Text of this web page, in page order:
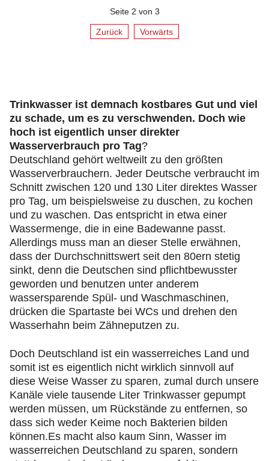
Seite 2 von 3
Zurück Vorwärts
Trinkwasser ist demnach kostbares Gut und viel
zu schade, um es zu verschwenden. Doch wie
hoch ist eigentlich unser direkter
Wasserverbrauch pro Tag?
Deutschland gehört weltweilt zu den größten
Wasserverbrauchern. Jeder Deutsche verbraucht im
Schnitt zwischen 120 und 130 Liter direktes Wasser
pro Tag, um beispielsweise zu duschen, zu kochen
und zu waschen. Das entspricht in etwa einer
Wassermenge, die in eine Badewanne passt.
Allerdings muss man an dieser Stelle erwähnen,
dass der Durchschnittswert seit den 80ern stetig
sinkt, denn die Deutschen sind pflichtbewusster
geworden und benutzen unter anderem
wassersparende Spül- und Waschmaschinen,
drücken die Spartaste bei WCs und drehen den
Wasserhahn beim Zähneputzen zu.
Doch Deutschland ist ein wasserreiches Land und
somit ist es eigentlich nicht wirklich sinnvoll auf
diese Weise Wasser zu sparen, zumal durch unsere
Kanäle viele tausende Liter Trinkwasser gepumpt
werden müssen, um Rückstände zu entfernen, so
dass sich weder Keime noch Bakterien bilden
können.Es macht also kaum Sinn, Wasser im
wasserreichen Deutschland zu sparen, sondern